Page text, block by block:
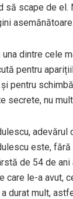
să scape de el.
asemănătoare.
una dintre cele
pentru
pentru
secrete, nu
adevărul
este,
de 54 de
care le-a avut,
durat mult,